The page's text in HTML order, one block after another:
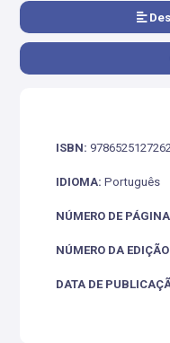
ISBN:
IDIOMA: Português
NÚMERO DE
NÚMERO DA
DATA DE